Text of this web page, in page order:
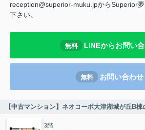
reception@superior-muku.jpからSuperior
下さい。
無料 LINEからお問い
無料 お問い合わせ
【中古マンション】ネオコーポ大津湖城が丘B
3階